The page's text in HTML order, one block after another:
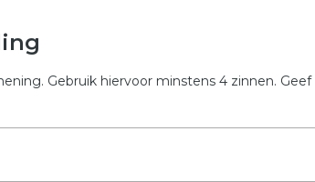
Gebruik hiervoor minstens 4 zinnen.